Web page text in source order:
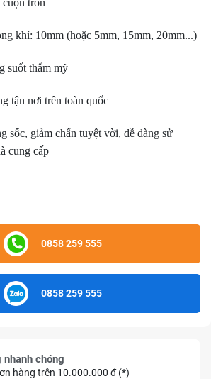
khí: 10mm (hoặc 5mm, 15mm, 20mm...)
suốt thẩm mỹ
tận nơi trên toàn quốc
sốc, giảm chấn tuyệt vời, dễ dàng sử
cung cấp
0858 259 555
0858 259 555
nhanh chóng
hàng trên 10.000.000 đ (*)